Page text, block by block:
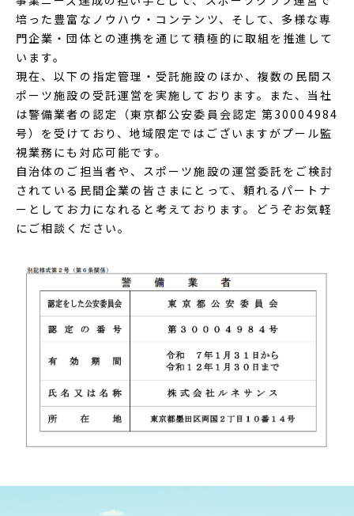
培った豊富なノウハウ・コンテンツ、そして、多様な専
門企業・団体との連携を通じて積極的に取組を推進して
います。
現在、以下の指定管理・受託施設のほか、複数の民間ス
ポーツ施設の受託運営を実施しております。また、当社
は警備業者の認定（東京都公安委員会認定 第30004984
号）を受けており、地域限定ではございますがプール監
視業務にも対応可能です。
自治体のご担当者や、スポーツ施設の運営委託をご検討
されている民間企業の皆さまにとって、頼れるパートナ
ーとしてお力になれると考えております。どうぞお気軽
にご相談ください。